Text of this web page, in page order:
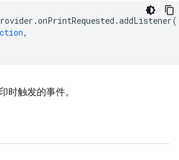
.onPrintRequested .addListener(
,
时触发的事件。